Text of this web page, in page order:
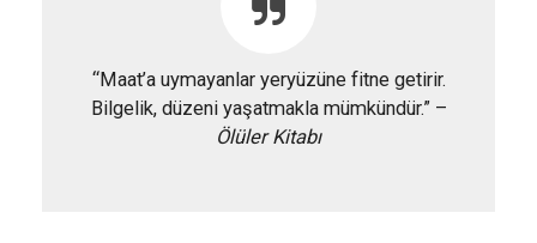
“Maat’a uymayanlar yeryüzüne fitne getirir.
Bilgelik, düzeni yaşatmakla mümkündür.” –
Ölüler Kitabı